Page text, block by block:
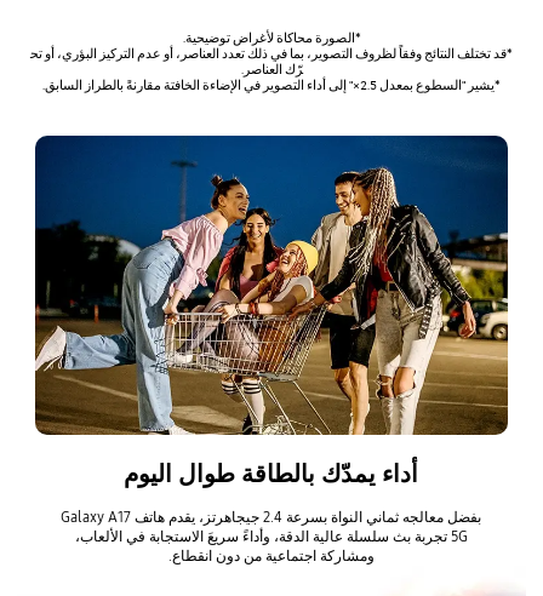
*الصورة محاكاة لأغراض توضيحية.
*قد تختلف النتائج وفقاً لظروف التصوير، بما في ذلك تعدد العناصر، أو عدم التركيز البؤري، أو تح
رّك العناصر.
*يشير "السطوع بمعدل 2.5×‎" إلى أداء التصوير في الإضاءة الخافتة مقارنةً بالطراز السابق.
أداء يمدّك بالطاقة طوال اليوم
بفضل معالجه ثماني النواة بسرعة 2.4 جيجاهرتز، يقدم هاتف Galaxy A17
5G تجربة بث سلسلة عالية الدقة، وأداءً سريعَ الاستجابة في الألعاب،
ومشاركة اجتماعية من دون انقطاع.